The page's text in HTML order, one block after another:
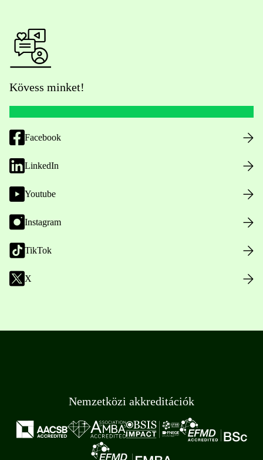
Kövess minket!
Facebook
LinkedIn
Youtube
Instagram
TikTok
X
Nemzetközi akkreditációk